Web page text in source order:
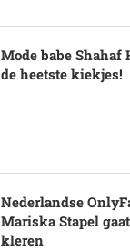
Mode babe Shahaf
de heetste kiekjes!
Nederlandse
Mariska Stapel
kleren